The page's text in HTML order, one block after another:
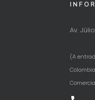
Av.
(A